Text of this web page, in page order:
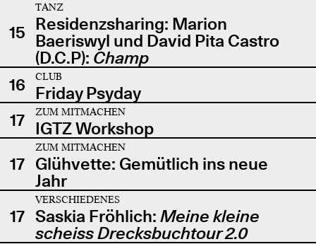
15
TANZ
Residenzsharing: Marion
Baeriswyl und David Pita Castro
(D.C.P): Champ
16
CLUB
Friday Psyday
17
ZUM MITMACHEN
IGTZ Workshop
17
ZUM MITMACHEN
Glühvette: Gemütlich ins neue
Jahr
17
VERSCHIEDENES
Saskia Fröhlich: Meine kleine
scheiss Drecksbuchtour 2.0